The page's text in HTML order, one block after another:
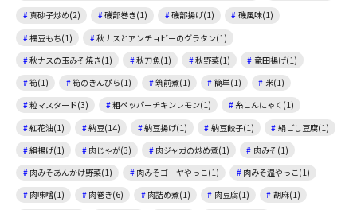
真砂子炒め(2)
磯部巻き(1) 磯部揚げ(1)
磯風味(1)
福豆もち(1)
秋ナスとアンチョビーのグラタン(1)
秋ナスの玉みそ焼き(1)
秋刀魚(1) 秋野菜(1)
竜田揚げ(1)
筍(1)
筍のきんぴら(1) 筑前煮(1) 簡単(1)
米(1)
粒マスタード(3)
粗ペッパーチキンレモン(1)
糸こんにゃく(1)
紅花油(1)
納豆(14) 納豆揚げ(1) 納豆餃子(1)
絹ごし豆腐(1)
絹揚げ(1)
肉じゃが(3) 肉ジャガの炒め煮(1)
肉みそ(1)
肉みそあんかけ野菜(1)
肉みそゴーヤやっこ(1)
肉みそ温やっこ(1)
肉味噌(1)
肉巻き(6) 肉詰め煮(1) 肉豆腐(1)
胡麻(1)